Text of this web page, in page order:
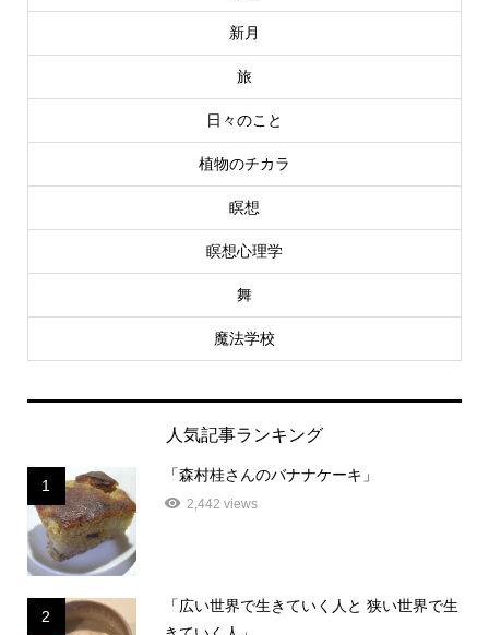
新月
旅
日々のこと
植物のチカラ
瞑想
瞑想心理学
舞
魔法学校
人気記事ランキング
1
「森村桂さんのバナナケーキ」
2,442 views
2
「広い世界で生きていく人と 狭い世界で生